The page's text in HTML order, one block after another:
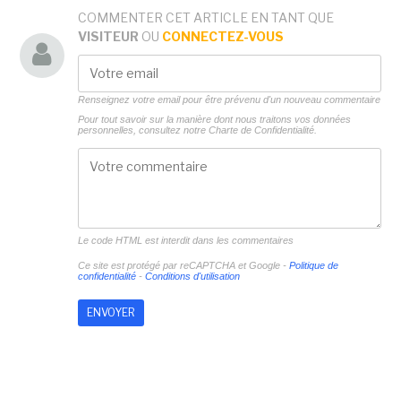
COMMENTER CET ARTICLE EN TANT QUE
VISITEUR OU CONNECTEZ-VOUS
Renseignez votre email pour être prévenu d'un nouveau commentaire
Pour tout savoir sur la manière dont nous traitons vos données
personnelles, consultez notre Charte de Confidentialité.
Le code HTML est interdit dans les commentaires
Ce site est protégé par reCAPTCHA et Google - Politique de
confidentialité- Conditions d'utilisation